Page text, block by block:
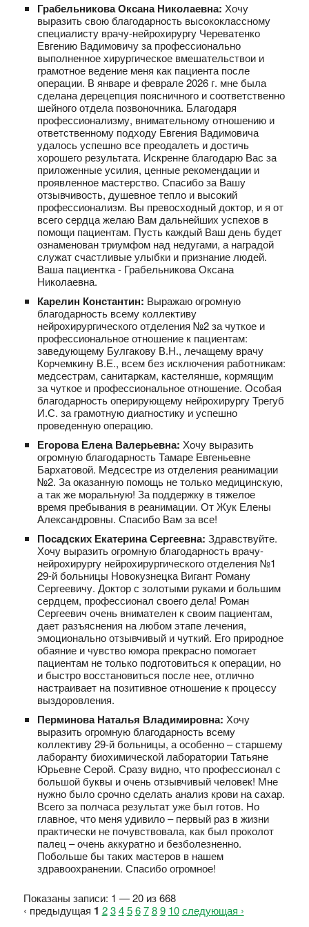
Грабельникова Оксана Николаевна: Хочу
выразить свою благодарность высококлассному
специалисту врачу-нейрохирургу Череватенко
Евгению Вадимовичу за профессионально
выполненное хирургическое вмешательствои и
грамотное ведение меня как пациента после
операции. В январе и феврале 2026 г. мне была
сделана дерецепция поясничного и соответственно
шейного отдела позвоночника. Благодаря
профессионализму, внимательному отношению и
ответственному подходу Евгения Вадимовича
удалось успешно все преодалеть и достичь
хорошего результата. Искренне благодарю Вас за
приложенные усилия, ценные рекомендации и
проявленное мастерство. Спасибо за Вашу
отзывчивость, душевное тепло и высокий
профессионализм. Вы превосходный доктор, и я от
всего сердца желаю Вам дальнейших успехов в
помощи пациентам. Пусть каждый Ваш день будет
ознаменован триумфом над недугами, а наградой
служат счастливые улыбки и признание людей.
Ваша пациентка - Грабельникова Оксана
Николаевна.
Карелин Константин: Выражаю огромную
благодарность всему коллективу
нейрохирургического отделения №2 за чуткое и
профессиональное отношение к пациентам:
заведующему Булгакову В.Н., лечащему врачу
Корчемкину В.Е., всем без исключения работникам:
медсестрам, санитаркам, кастелянше, кормящим
за чуткое и профессиональное отношение. Особая
благодарность оперирующему нейрохирургу Трегуб
И.С. за грамотную диагностику и успешно
проведенную операцию.
Егорова Елена Валерьевна: Хочу выразить
огромную благодарность Тамаре Евгеньевне
Бархатовой. Медсестре из отделения реанимации
№2. За оказанную помощь не только медицинскую,
а так же моральную! За поддержку в тяжелое
время пребывания в реанимации. От Жук Елены
Александровны. Спасибо Вам за все!
Посадских Екатерина Сергеевна: Здравствуйте.
Хочу выразить огромную благодарность врачу-
нейрохирургу нейрохирургического отделения №1
29-й больницы Новокузнецка Вигант Роману
Сергеевичу. Доктор с золотыми руками и большим
сердцем, профессионал своего дела! Роман
Сергеевич очень внимателен к своим пациентам,
дает разъяснения на любом этапе лечения,
эмоционально отзывчивый и чуткий. Его природное
обаяние и чувство юмора прекрасно помогает
пациентам не только подготовиться к операции, но
и быстро восстановиться после нее, отлично
настраивает на позитивное отношение к процессу
выздоровления.
Перминова Наталья Владимировна: Хочу
выразить огромную благодарность всему
коллективу 29-й больницы, а особенно – старшему
лаборанту биохимической лаборатории Татьяне
Юрьевне Серой. Сразу видно, что профессионал с
большой буквы и очень отзывчивый человек! Мне
нужно было срочно сделать анализ крови на сахар.
Всего за полчаса результат уже был готов. Но
главное, что меня удивило – первый раз в жизни
практически не почувствовала, как был проколот
палец – очень аккуратно и безболезненно.
Побольше бы таких мастеров в нашем
здравоохранении. Спасибо огромное!
Показаны записи: 1 — 20 из 668
‹ предыдущая 1 2 3 4 5 6 7 8 9 10 следующая ›